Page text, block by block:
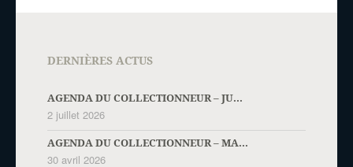
DERNIÈRES ACTUS
AGENDA DU COLLECTIONNEUR – JU...
2 juillet 2026
AGENDA DU COLLECTIONNEUR – MA...
30 avril 2026